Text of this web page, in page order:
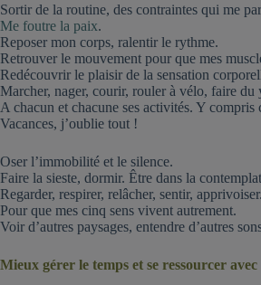
Sortir de la routine, des contraintes qui me
Me foutre la paix.
Reposer mon corps, ralentir le rythme.
Retrouver le mouvement pour que mes
Redécouvrir le plaisir de la sensation
Marcher, nager, courir, rouler à vélo, faire
A chacun et chacune ses activités. Y compris
Vacances, j’oublie tout !
Oser l’immobilité et le silence.
Faire la sieste, dormir. Être dans la
Regarder, respirer, relâcher, sentir, apprivoiser.
Pour que mes cinq sens vivent autrement.
Voir d’autres paysages, entendre d’autres
Mieux gérer le temps et se ressourcer avec